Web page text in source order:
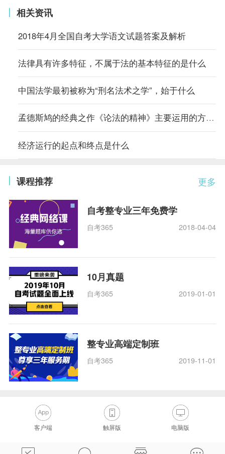
相关资讯
2018年4月全国自考大学语文试题答案及解析
法律具有许多特征，不属于法的基本特征的是什么
中国法学最初被称为“刑名法术之学”，始于什么
孟德斯鸠的经典之作《论法的精神》主要运用的方法是什么
经济运行的起点和终点是什么
更多
课程推荐
自考整专业三年免费学
自考365 2018-04-04
10月真题
自考365 2019-01-01
整专业高端定制班
自考365 2019-11-01
客户端 触屏版 电脑版